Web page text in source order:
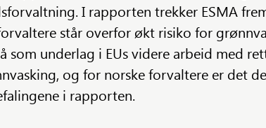
I rapporten trekker ESMA
står overfor økt risiko for
som underlag i EUs videre arbeid med
og for norske forvaltere er det
i rapporten.